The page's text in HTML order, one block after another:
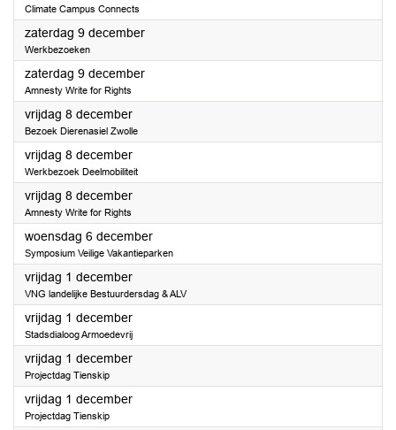
Climate Campus Connects
zaterdag 9 december2023
Werkbezoeken
zaterdag 9 december2023
Amnesty Write for Rights
vrijdag 8 december2023
Bezoek Dierenasiel Zwolle
vrijdag 8 december2023
Werkbezoek Deelmobiliteit
vrijdag 8 december2023
Amnesty Write for Rights
woensdag 6 december2023
Symposium Veilige Vakantieparken
vrijdag 1 december2023
VNG landelijke Bestuurdersdag & ALV
vrijdag 1 december2023
Stadsdialoog Armoedevrij
vrijdag 1 december2023
Projectdag Tienskip
vrijdag 1 december2023
Projectdag Tienskip